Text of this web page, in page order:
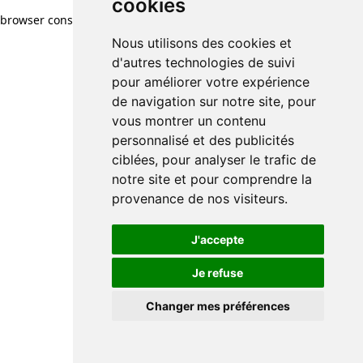
cookies
Nous utilisons des cookies et
d'autres technologies de suivi
pour améliorer votre expérience
de navigation sur notre site, pour
vous montrer un contenu
personnalisé et des publicités
ciblées, pour analyser le trafic de
notre site et pour comprendre la
provenance de nos visiteurs.
J'accepte
Je refuse
Changer mes préférences
browser console for more information)